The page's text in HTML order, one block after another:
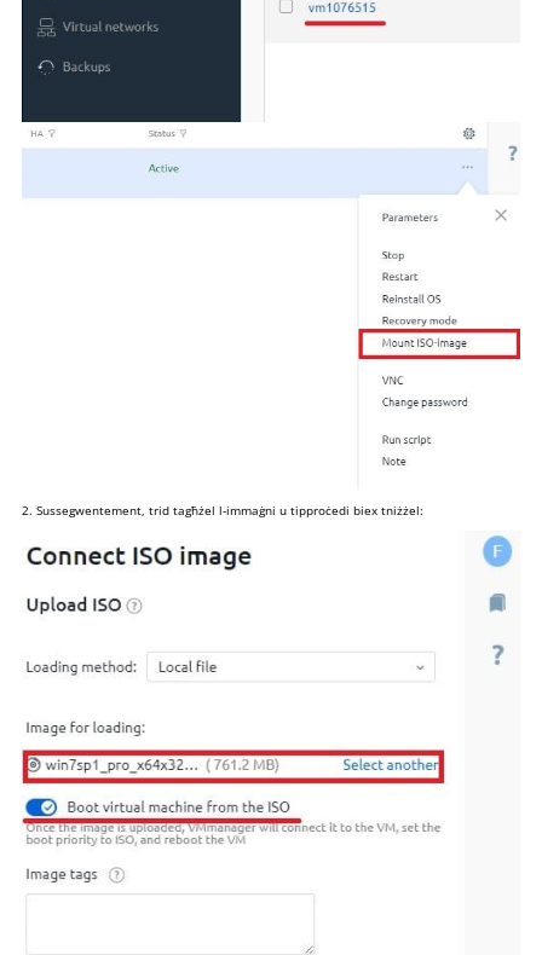
2. Sussegwentement, trid tagħżel l-immaġni u tipproċedi biex tniżżel: